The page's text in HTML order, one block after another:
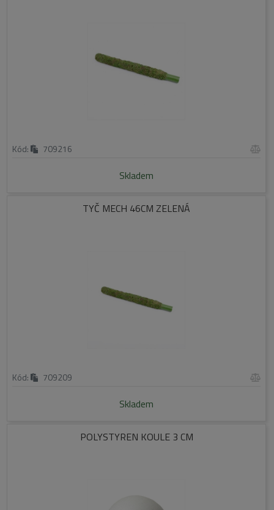
Kód: 709216
Skladem
TYČ MECH 46CM ZELENÁ
Kód: 709209
Skladem
POLYSTYREN KOULE 3 CM